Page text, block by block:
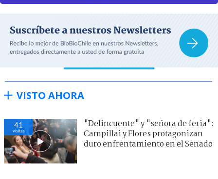
VISTO AHORA
41
visitas
"Delincuente" y "señora de feria":
Campillai y Flores protagonizan
duro enfrentamiento en el Senado